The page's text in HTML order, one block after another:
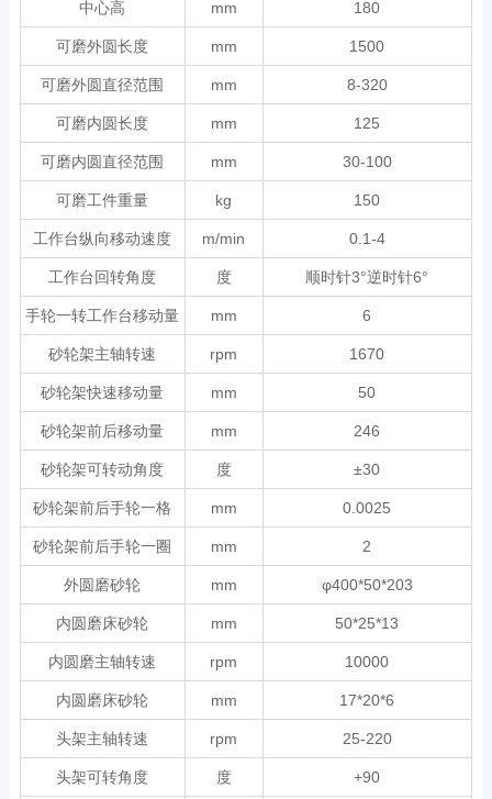
中心高 mm 180
可磨外圆长度 mm 1500
可磨外圆直径范围 mm 8-320
可磨内圆长度 mm 125
可磨内圆直径范围 mm 30-100
可磨工件重量 kg 150
工作台纵向移动速度 m/min 0.1-4
工作台回转角度 度 顺时针3°逆时针6°
手轮一转工作台移动量 mm 6
砂轮架主轴转速 rpm 1670
砂轮架快速移动量 mm 50
砂轮架前后移动量 mm 246
砂轮架可转动角度 度 ±30
砂轮架前后手轮一格 mm 0.0025
砂轮架前后手轮一圈 mm 2
外圆磨砂轮 mm φ400*50*203
内圆磨床砂轮 mm 50*25*13
内圆磨主轴转速 rpm 10000
内圆磨床砂轮 mm 17*20*6
头架主轴转速 rpm 25-220
头架可转角度 度 +90